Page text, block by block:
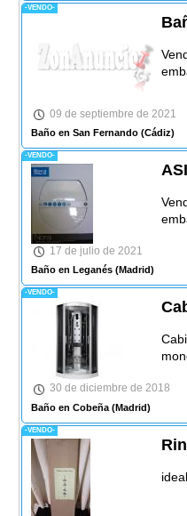
-VENDO-
09 de septiembre de 2021
Baño en San Fernando(Cádiz)
-VENDO-
17 de julio de 2021
Baño en Leganés(Madrid)
-VENDO-
30 de diciembre de 2018
Baño en Cobeña(Madrid)
-VENDO-